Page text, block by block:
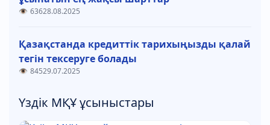
63628.08.2025
Қазақстанда кредиттік тарихыңызды қалай
тегін тексеруге болады
84529.07.2025
Үздік МҚҰ ұсыныстары